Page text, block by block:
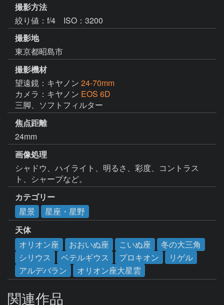
撮影方法
絞り値：f/4 ISO：3200
撮影地
東京都昭島市
撮影機材
望遠鏡：キヤノン 24-70mm
カメラ：キヤノン EOS 6D
三脚、ソフトフィルター
焦点距離
24mm
画像処理
シャドウ、ハイライト、明るさ、彩度、コントラス
ト、シャープなど。
カテゴリー
星景
星座・星野
天体
オリオン座
おおいぬ座 こいぬ座
冬の大三角
シリウス
ベテルギウス プロキオン
リゲル
アルデバラン
オリオン座大星雲
関連作品